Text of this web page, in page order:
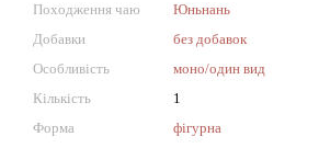
Походження чаю
Юньнань
Добавки
без добавок
Особливість
моно/один вид
Кількість
1
Форма
фігурна